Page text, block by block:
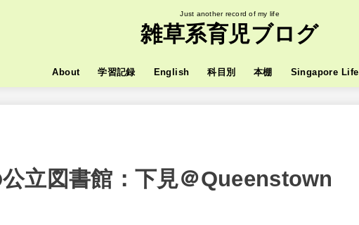
Just another record of my life
雑草系育児ブログ
About 学習記録 English 科目別 本棚 Singapore Life
立図書館：下見＠Queenstown